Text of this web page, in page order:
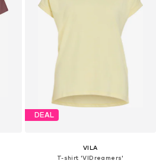
DEAL
VILA
T-shirt 'VIDreamers'